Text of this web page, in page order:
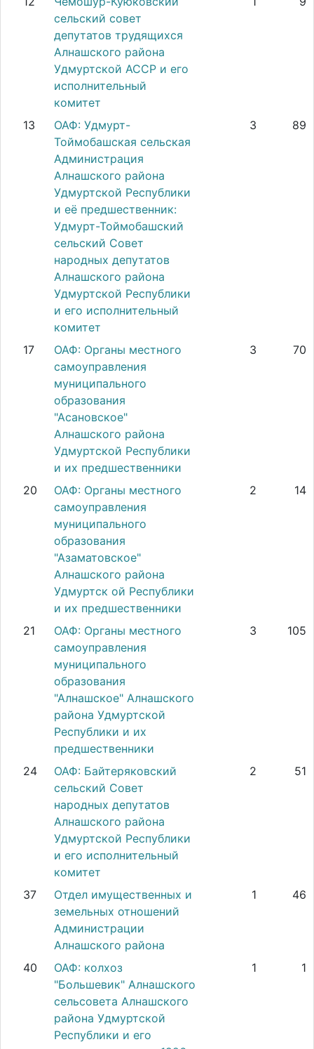
сельский совет
депутатов трудящихся
Алнашского района
Удмуртской АССР и его
исполнительный
комитет
13
ОАФ: Удмурт-
Тоймобашская сельская
Администрация
Алнашского района
Удмуртской Республики
и её предшественник:
Удмурт-Тоймобашский
сельский Совет
народных депутатов
Алнашского района
Удмуртской Республики
и его исполнительный
комитет
3 89
17
ОАФ: Органы местного
самоуправления
муниципального
образования
"Асановское"
Алнашского района
Удмуртской Республики
и их предшественники
3 70
20
ОАФ: Органы местного
самоуправления
муниципального
образования
"Азаматовское"
Алнашского района
Удмуртск ой Республики
и их предшественники
2 14
21
ОАФ: Органы местного
самоуправления
муниципального
образования
"Алнашское" Алнашского
района Удмуртской
Республики и их
предшественники
3 105
24
ОАФ: Байтеряковский
сельский Совет
народных депутатов
Алнашского района
Удмуртской Республики
и его исполнительный
комитет
2 51
37
Отдел имущественных и
земельных отношений
Администрации
Алнашского района
1 46
40
ОАФ: колхоз
"Большевик" Алнашского
сельсовета Алнашского
района Удмуртской
Республики и его
1 1